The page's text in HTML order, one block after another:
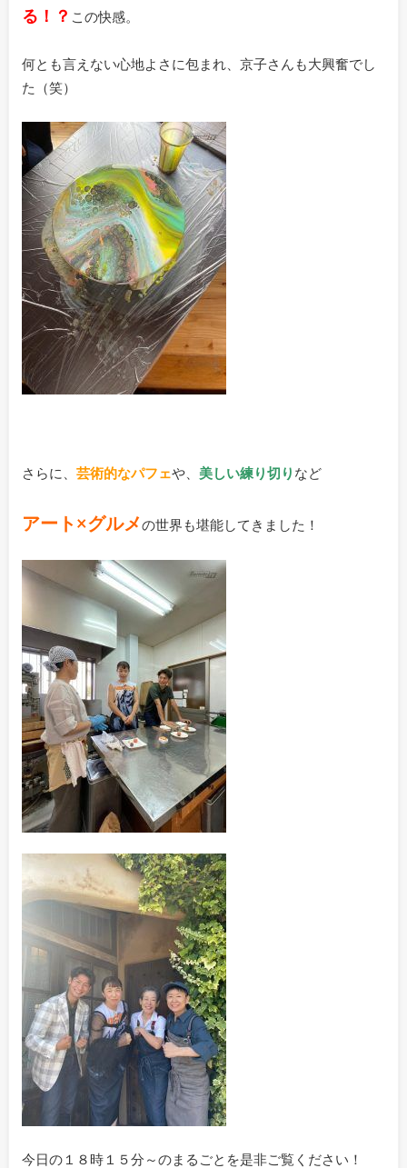
る！？ この快感。
何とも言えない心地よさに包まれ、京子さんも大興奮でし
た（笑）
さらに、 芸術的なパフェや、 美しい練り切り など
アート×グルメの世界も堪能してきました！
今日の１８時１５分～のまるごとを是非ご覧ください！